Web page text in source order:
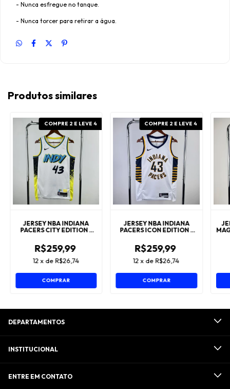
- Nunca esfregue no tanque.
- Nunca torcer para retirar a água.
Produtos similares
JERSEY NBA INDIANA
PACERS CITY EDITION -
COMPRE 2 E LEVE 4
R$259,99
12 x deR$26,74
COMPRAR
JERSEY NBA INDIANA
PACERS ICON EDITION -
COMPRE 2 E LEVE 4
R$259,99
12 x deR$26,74
COMPRAR
DEPARTAMENTOS
INSTITUCIONAL
ENTRE EM CONTATO